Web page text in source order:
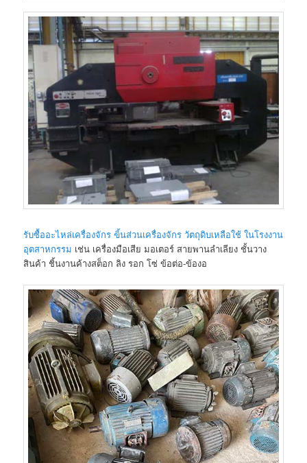
รับซื้ออะไหล่เครื่องจักร ฃิ้นส่วนเครื่องจักร วัตถุดิบเหลือใช้ ในโรงงาน
อุตสาหกรรม เช่น เครื่องมือเสีย มอเตอร์ สายพานลำเลียง ชั้นวาง
สินค้า ชิ้นงานค้างสต็อก ลิง รอก โซ่ ข้อต่อ-ข้องอ